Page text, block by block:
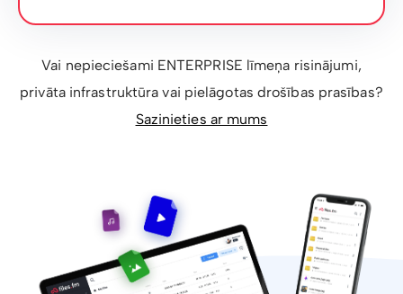
Vai nepieciešami ENTERPRISE līmeņa risinājumi,
privāta infrastruktūra vai pielāgotas drošības prasības?
Sazinieties ar mums